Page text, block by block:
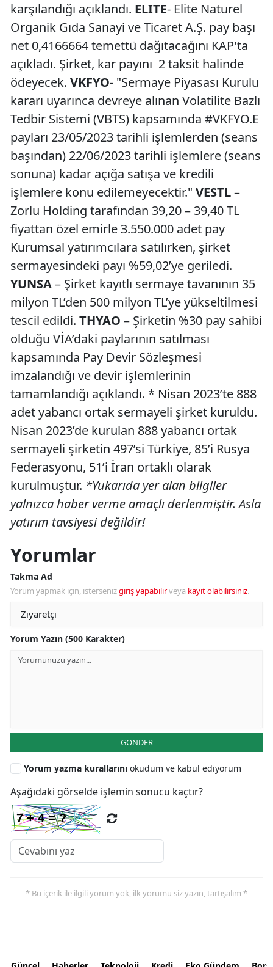
karşılandığı açıklandı. ELITE- Elite Naturel
Organik Gıda Sanayi ve Ticaret A.Ş. pay başı
net 0,4166664 temettü dağıtacağını KAP'ta
açıkladı. Şirket, kar payını 2 taksit halinde
ödeyecek. VKFYO- "Sermaye Piyasası Kurulu
kararı uyarınca devreye alınan Volatilite Bazlı
Tedbir Sistemi (VBTS) kapsamında #VKFYO.E
payları 23/05/2023 tarihli işlemlerden (seans
başından) 22/06/2023 tarihli işlemlere (seans
sonuna) kadar açığa satışa ve kredili
işlemlere konu edilemeyecektir." VESTL–
Zorlu Holding tarafından 39,20 – 39,40 TL
fiyattan özel emirle 3.550.000 adet pay
Kurumsal yatırımcılara satılırken, şirket
sermayesindeki payı %59,02’ye geriledi.
YUNSA– Şirket kayıtlı sermaye tavanının 35
milyon TL’den 500 milyon TL’ye yükseltilmesi
tescil edildi. THYAO – Şirketin %30 pay sahibi
olduğu VİA’daki paylarının satılması
kapsamında Pay Devir Sözleşmesi
imzalandığı ve devir işlemlerinin
tamamlandığı açıklandı. * Nisan 2023’te 888
adet yabancı ortak sermayeli şirket kuruldu.
Nisan 2023’de kurulan 888 yabancı ortak
sermayeli şirketin 497’si Türkiye, 85’i Rusya
Federasyonu, 51’i İran ortaklı olarak
kurulmuştur. *Yukarıda yer alan bilgiler
yalnızca haber verme amaçlı derlenmiştir. Asla
yatırım tavsiyesi değildir!
Yorumlar
Takma Ad
Yorum yapmak için, istersenizgiriş yapabilirveya kayıt olabilirsiniz.
Yorum Yazın (500 Karakter)
GÖNDER
Yorum yazma kurallarını okudum ve kabul ediyorum
Aşağıdaki görselde işlemin sonucu kaçtır?
* Bu içerik ile ilgili yorum yok, ilk yorumu siz yazın, tartışalım *